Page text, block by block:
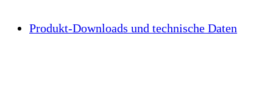
Produkt-Downloads und technische Daten